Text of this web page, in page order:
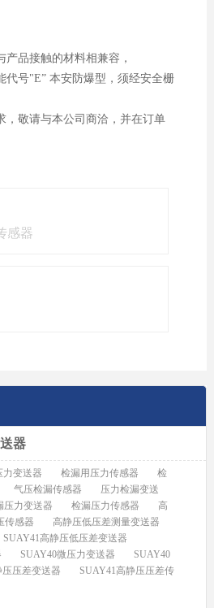
接触的材料相兼容，
"E” 本安防爆型，须经安全栅
请与本公司商洽，并在订单
感器
器
力变送器 检漏用压力传感器
检
气压检漏传感器
压力检漏变送
压力变送器 检漏压力传感器
高
传感器
高静压低压差测量变送器
SUAY41高静压低压差变送器
SUAY40微压力变送器
SUAY40
压压差变送器
SUAY41高静压压差传